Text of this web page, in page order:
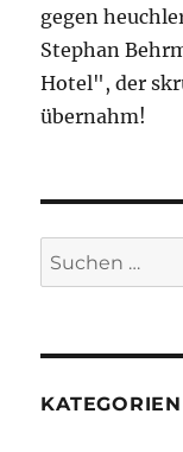
gegen
Stephan
Hotel", der
übernahm!
Suchen
nach:
KATEGORIEN